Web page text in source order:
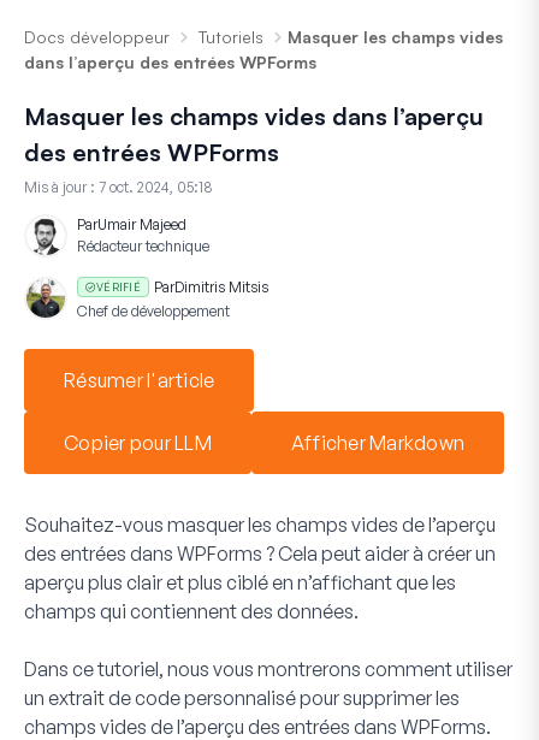
Docs développeur Tutoriels
Masquer les champs vides
dans l’aperçu des entrées WPForms
Masquer les champs vides dans l’aperçu
des entrées WPForms
Mis à jour : 7 oct. 2024, 05:18
ParUmair Majeed
Rédacteur technique
VÉRIFIÉ ParDimitris Mitsis
Chef de développement
Résumer l'article
Copier pour LLM Afficher Markdown
Souhaitez-vous masquer les champs vides de l’aperçu
des entrées dans WPForms ? Cela peut aider à créer un
aperçu plus clair et plus ciblé en n’affichant que les
champs qui contiennent des données.
Dans ce tutoriel, nous vous montrerons comment utiliser
un extrait de code personnalisé pour supprimer les
champs vides de l’aperçu des entrées dans WPForms.